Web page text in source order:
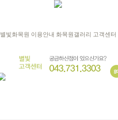
별빛화목원 이용안내 화목원갤러리 고객센터